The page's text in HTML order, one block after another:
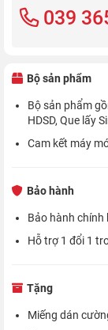
039
Bộ sản phẩm
Bộ sản phẩm
HDSD, Que lấy
Cam kết máy
Bảo hành
Bảo hành chính
Hỗ trợ 1 đổi 1
Tặng
Miếng dán